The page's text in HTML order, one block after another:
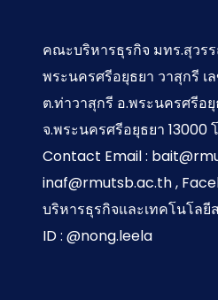
คณะบริหารธุรกิจ มทร.สุวร
พระนครศรีอยุธยา วาสุกรี เ
ต.ท่าวาสุกรี อ.พระนครศรีอ
จ.พระนครศรีอยุธยา 13000
Contact Email :
inaf@rmutsb.ac.th ,
บริหารธุรกิจและเทคโนโลยี
ID : @nong.leela